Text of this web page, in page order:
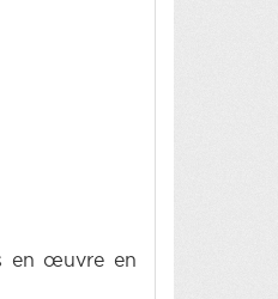
en œuvre en